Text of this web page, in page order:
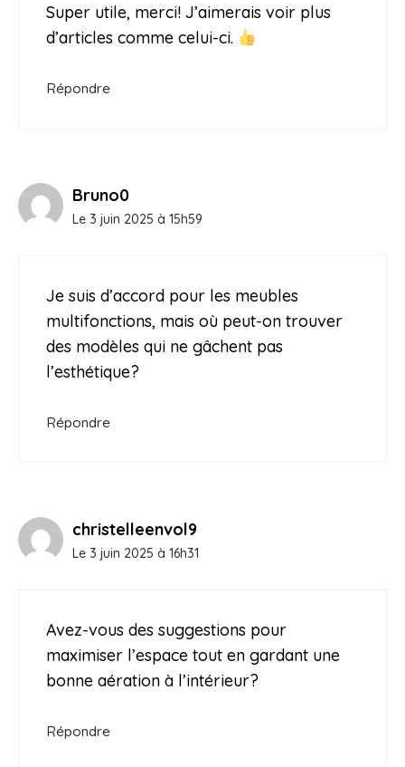
Super utile, merci! J’aimerais voir plus
d’articles comme celui-ci.
Répondre
Bruno0
Le 3 juin 2025 à 15h59
Je suis d’accord pour les meubles
multifonctions, mais où peut-on trouver
des modèles qui ne gâchent pas
l’esthétique?
Répondre
christelleenvol9
Le 3 juin 2025 à 16h31
Avez-vous des suggestions pour
maximiser l’espace tout en gardant une
bonne aération à l’intérieur?
Répondre